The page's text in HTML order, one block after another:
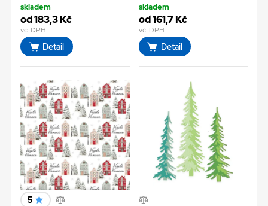
skladem
od 183,3 Kč
vč. DPH
Detail
skladem
od 161,7 Kč
vč. DPH
Detail
5